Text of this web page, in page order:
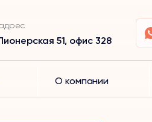
51, офис 328
О компании